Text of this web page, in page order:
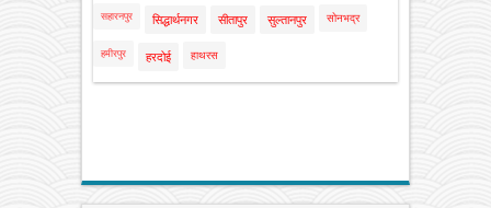
सहारनपुर सिद्धार्थनगर सीतापुर सुल्तानपुर सोनभद्र
हमीरपुर हरदोई हाथरस